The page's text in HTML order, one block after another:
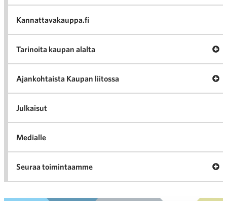
Kannattavakauppa.fi
Tarinoita kaupan alalta
Ajankohtaista Kaupan liitossa
Julkaisut
Medialle
Seuraa toimintaamme